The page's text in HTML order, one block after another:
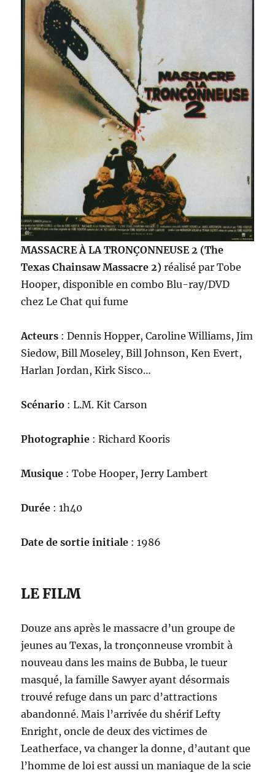
MASSACRE À LA TRONÇONNEUSE 2 (The
Texas Chainsaw Massacre 2)réalisé par Tobe
Hooper, disponible en combo Blu-ray/DVD
chez Le Chat qui fume
Acteurs : Dennis Hopper, Caroline Williams, Jim
Siedow, Bill Moseley, Bill Johnson, Ken Evert,
Harlan Jordan, Kirk Sisco…
Scénario : L.M. Kit Carson
Photographie : Richard Kooris
Musique : Tobe Hooper, Jerry Lambert
Durée : 1h40
Date de sortie initiale : 1986
LE FILM
Douze ans après le massacre d’un groupe de
jeunes au Texas, la tronçonneuse vrombit à
nouveau dans les mains de Bubba, le tueur
masqué, la famille Sawyer ayant désormais
trouvé refuge dans un parc d’attractions
abandonné. Mais l’arrivée du shérif Lefty
Enright, oncle de deux des victimes de
Leatherface, va changer la donne, d’autant que
l’homme de loi est aussi un maniaque de la scie